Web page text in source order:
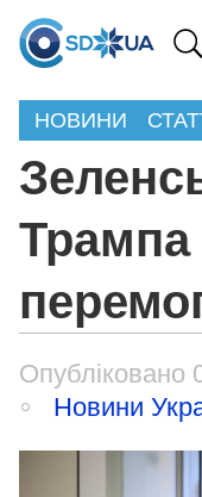
НОВИНИ
Опубліковано
Новини